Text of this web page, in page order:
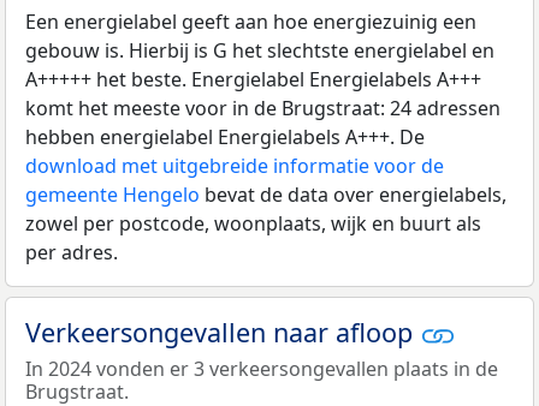
Een energielabel geeft aan hoe energiezuinig een
gebouw is. Hierbij is G het slechtste energielabel en
A+++++ het beste. Energielabel Energielabels A+++
komt het meeste voor in de Brugstraat: 24 adressen
hebben energielabel Energielabels A+++. De
download met uitgebreide informatie voor de
gemeente Hengelo bevat de data over energielabels,
zowel per postcode, woonplaats, wijk en buurt als
per adres.
Verkeersongevallen naar afloop
In 2024 vonden er 3 verkeersongevallen plaats in de
Brugstraat.